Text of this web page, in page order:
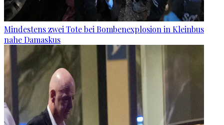
Mindestens zwei Tote bei Bombenexplosion in Kleinbus
nahe Damaskus